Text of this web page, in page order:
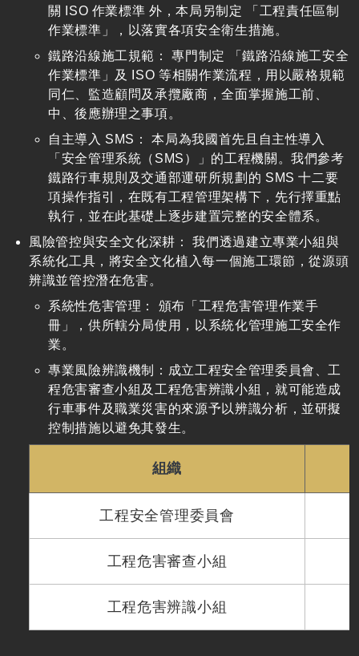
關 ISO 作業標準 外，本局另制定 「工程責任區制
作業標準」，以落實各項安全衛生措施。
鐵路沿線施工規範： 專門制定 「鐵路沿線施工安全
作業標準」及 ISO 等相關作業流程，用以嚴格規範
同仁、監造顧問及承攬廠商，全面掌握施工前、
中、後應辦理之事項。
自主導入 SMS： 本局為我國首先且自主性導入
「安全管理系統（SMS）」的工程機關。我們參考
鐵路行車規則及交通部運研所規劃的 SMS 十二要
項操作指引，在既有工程管理架構下，先行擇重點
執行，並在此基礎上逐步建置完整的安全體系。
風險管控與安全文化深耕： 我們透過建立專業小組與
系統化工具，將安全文化植入每一個施工環節，從源頭
辨識並管控潛在危害。
系統性危害管理： 頒布「工程危害管理作業手
冊」，供所轄分局使用，以系統化管理施工安全作
業。
專業風險辨識機制：成立工程安全管理委員會、工
程危害審查小組及工程危害辨識小組，就可能造成
行車事件及職業災害的來源予以辨識分析，並研擬
控制措施以避免其發生。
組織
工程安全管理委員會
工程危害審查小組
工程危害辨識小組